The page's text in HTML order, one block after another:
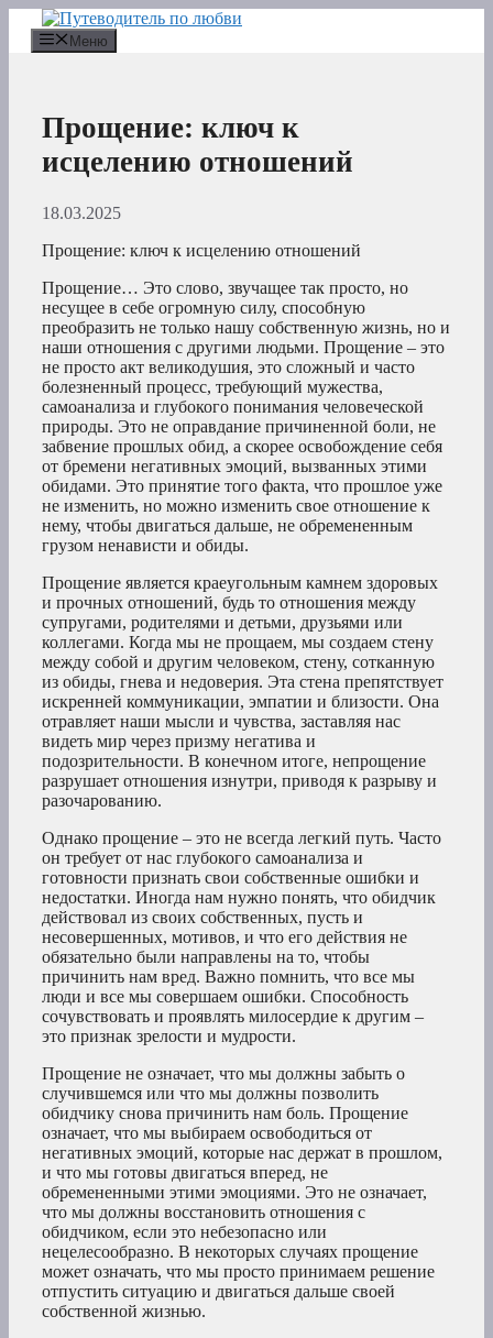
Перейти
содержимому
Меню
Прощение: ключ к
исцелению отношений
18.03.2025
Прощение: ключ к исцелению отношений
Прощение… Это слово, звучащее так просто, но
несущее в себе огромную силу, способную
преобразить не только нашу собственную жизнь, но и
наши отношения с другими людьми. Прощение – это
не просто акт великодушия, это сложный и часто
болезненный процесс, требующий мужества,
самоанализа и глубокого понимания человеческой
природы. Это не оправдание причиненной боли, не
забвение прошлых обид, а скорее освобождение себя
от бремени негативных эмоций, вызванных этими
обидами. Это принятие того факта, что прошлое уже
не изменить, но можно изменить свое отношение к
нему, чтобы двигаться дальше, не обремененным
грузом ненависти и обиды.
Прощение является краеугольным камнем здоровых
и прочных отношений, будь то отношения между
супругами, родителями и детьми, друзьями или
коллегами. Когда мы не прощаем, мы создаем стену
между собой и другим человеком, стену, сотканную
из обиды, гнева и недоверия. Эта стена препятствует
искренней коммуникации, эмпатии и близости. Она
отравляет наши мысли и чувства, заставляя нас
видеть мир через призму негатива и
подозрительности. В конечном итоге, непрощение
разрушает отношения изнутри, приводя к разрыву и
разочарованию.
Однако прощение – это не всегда легкий путь. Часто
он требует от нас глубокого самоанализа и
готовности признать свои собственные ошибки и
недостатки. Иногда нам нужно понять, что обидчик
действовал из своих собственных, пусть и
несовершенных, мотивов, и что его действия не
обязательно были направлены на то, чтобы
причинить нам вред. Важно помнить, что все мы
люди и все мы совершаем ошибки. Способность
сочувствовать и проявлять милосердие к другим –
это признак зрелости и мудрости.
Прощение не означает, что мы должны забыть о
случившемся или что мы должны позволить
обидчику снова причинить нам боль. Прощение
означает, что мы выбираем освободиться от
негативных эмоций, которые нас держат в прошлом,
и что мы готовы двигаться вперед, не
обремененными этими эмоциями. Это не означает,
что мы должны восстановить отношения с
обидчиком, если это небезопасно или
нецелесообразно. В некоторых случаях прощение
может означать, что мы просто принимаем решение
отпустить ситуацию и двигаться дальше своей
собственной жизнью.